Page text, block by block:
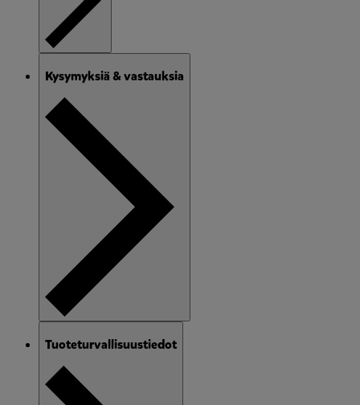
Kysymyksiä & vastauksia
Tuoteturvallisuustiedot